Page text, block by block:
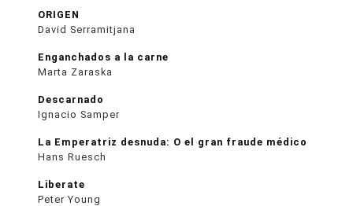
ORIGEN
David Serramitjana
Enganchados a la carne
Marta Zaraska
Descarnado
Ignacio Samper
La Emperatriz desnuda: O el gran fraude médico
Hans Ruesch
Liberate
Peter Young